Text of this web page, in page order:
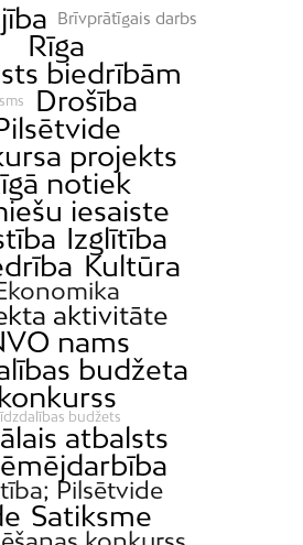
Brīvprātīgais darbs
Rīga
biedrībām
Drošība
projekts
notiek
iesaiste
Izglītība
Kultūra
aktivitāte
nams
budžeta
konkurss
budžets
atbalsts
Pilsētvide
Satiksme